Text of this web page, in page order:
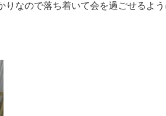
りなので落ち着いて会を過ごせるよ